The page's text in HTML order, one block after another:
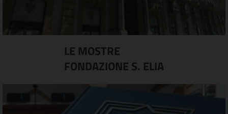
LE MOSTRE
FONDAZIONE S. ELIA